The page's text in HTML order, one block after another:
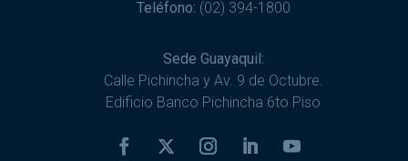
Teléfono: (02) 394-1800
Sede Guayaquil:
Calle Pichincha y Av. 9 de Octubre.
Edificio Banco Pichincha 6to Piso